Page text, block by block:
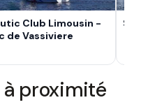
Club Limousin -
de Vassiviere
Ski
proximité